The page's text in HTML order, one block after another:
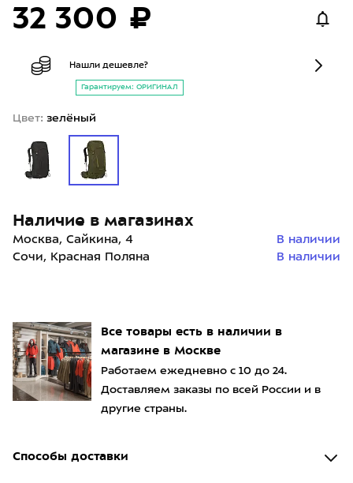
Все товары есть в наличии в
магазине в Москве
Работаем ежедневно с 10 до 24.
Доставляем заказы по всей России и в
другие страны.
Способы доставки
32 300 ₽
Нашли дешевле?
Гарантируем: ОРИГИНАЛ
Цвет: зелёный
Наличие в магазинах
Москва, Сайкина, 4
В наличии
Сочи, Красная Поляна
В наличии